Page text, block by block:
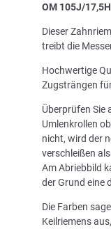
OM 105J/
Dieser
treibt die
Hochwertige
Zugsträngen
Überprüfen Sie
Umlenkrollen
nicht, wird der
verschleißen
Am Abriebbild
der Grund eine
Die Farben
Keilriemens